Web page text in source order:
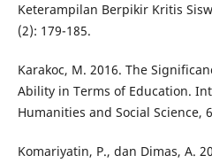
Keterampilan Berpikir Kritis
(2): 179-185.
Karakoc, M. 2016. The
Ability in Terms of Education.
Humanities and Social Science,
Komariyatin, P., dan Dimas, A.